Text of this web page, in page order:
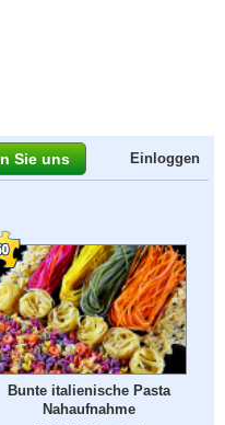
Sie uns Einloggen
Bunte italienische Pasta
Nahaufnahme